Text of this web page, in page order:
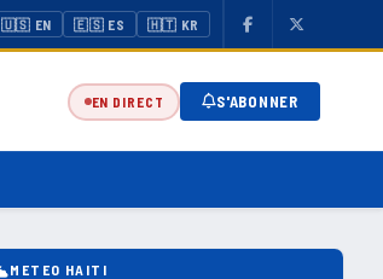
🇺🇸 EN 🇪🇸 ES 🇭🇹 KR
EN DIRECT S'ABONNER
METEO HAITI